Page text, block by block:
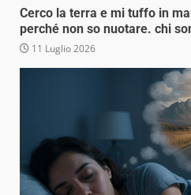
Cerco la terra e mi tuffo in
perché non so nuotare. chi
11 Luglio 2026